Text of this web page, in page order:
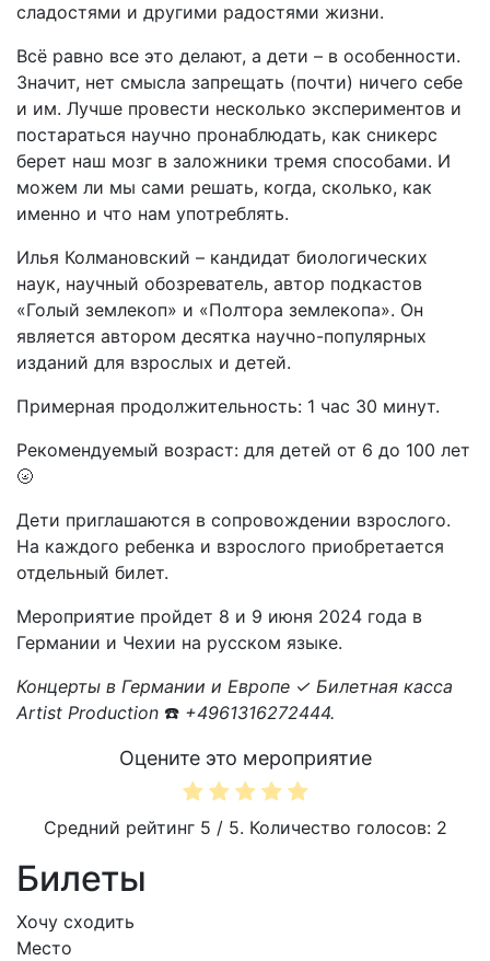
сладостями и другими радостями жизни.
Всё равно все это делают, а дети – в особенности.
Значит, нет смысла запрещать (почти) ничего себе
и им. Лучше провести несколько экспериментов и
постараться научно пронаблюдать, как сникерс
берет наш мозг в заложники тремя способами. И
можем ли мы сами решать, когда, сколько, как
именно и что нам употреблять.
Илья Колмановский – кандидат биологических
наук, научный обозреватель, автор подкастов
«Голый землекоп» и «Полтора землекопа». Он
является автором десятка научно-популярных
изданий для взрослых и детей.
Примерная продолжительность: 1 час 30 минут.
Рекомендуемый возраст: для детей от 6 до 100 лет
🌝
Дети приглашаются в сопровождении взрослого.
На каждого ребенка и взрослого приобретается
отдельный билет.
Мероприятие пройдет 8 и 9 июня 2024 года в
Германии и Чехии на русском языке.
Концерты в Германии и Европе ✓ Билетная касса
Artist Production ☎️ +4961316272444.
Оцените это мероприятие
Средний рейтинг 5 / 5. Количество голосов: 2
Билеты
Хочу сходить
Место